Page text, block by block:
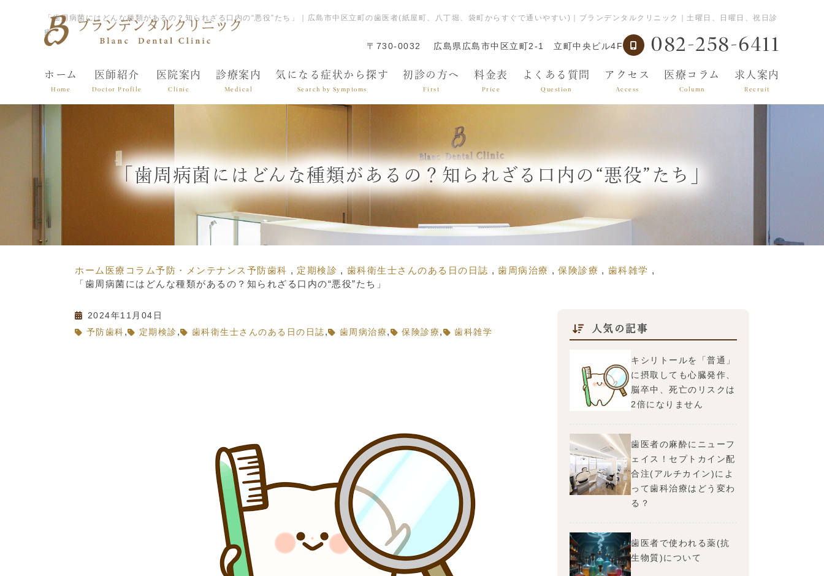
「歯周病菌にはどんな種類があるの？知られざる口内の“悪役”たち」｜広島市中区立町の歯医者(紙屋町、八丁堀、袋町からすぐで通いやすい)｜ブランデンタルクリニック｜土曜日、日曜日、祝日診
療
〒730-0032 広島県広島市中区立町2-1 立町中央ビル4F 082-258-6411
ホーム
Home
医師紹介
Doctor Profile
医院案内
Clinic
診療案内
Medical
気になる症状から探す
Search by Symptoms
初診の方へ
First
料金表
Price
よくある質問
Question
アクセス
Access
医療コラム
Column
求人案内
Recruit
「歯周病菌にはどんな種類があるの？知られざる口内の“悪役”たち」
ホーム 医療コラム予防・メンテナンス 予防歯科 定期検診 歯科衛生士さんのある日の日誌 歯周病治療 保険診療
歯科雑学
「歯周病菌にはどんな種類があるの？知られざる口内の“悪役”たち」
2024年11月04日
予防歯科 , 定期検診 , 歯科衛生士さんのある日の日誌 , 歯周病治療 , 保険診療 , 歯科雑学 人気の記事
キシリトールを「普通」
に摂取しても心臓発作、
脳卒中、死亡のリスクは
2倍になりません
歯医者の麻酔にニューフ
ェイス！セプトカイン配
合注(アルチカイン)によ
って歯科治療はどう変わ
る？
歯医者で使われる薬(抗
生物質)について